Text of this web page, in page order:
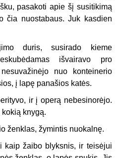
pasakoti apie šį susitikimą
čia nuostabaus. Juk kasdien
duris, susirado kieme
išvairavo pro
nuo konteinerio
į lapę panašios katės.
ir į operą nebesinorėjo.
knygą.
ženklas, žymintis nuokalnę.
kaip žaibo blyksnis, ir teisėjui